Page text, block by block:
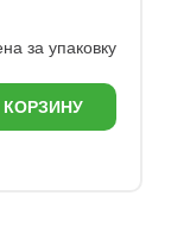
за упаковку
КОРЗИНУ